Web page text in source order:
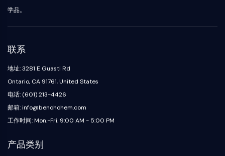
代谢酶/蛋白酶
核酸代谢
氨基酸/蛋白质代谢
SIGNALING PATHWAYS OTHERS
Signaling Pathways Others
信使核糖核酸
药物异构体
学品。
联系
地址: 3281 E Guasti Rd
Ontario, CA 91761, United States
电话: (601) 213-4426
邮箱: info@benchchem.com
工作时间: Mon.-Fri. 9:00 AM - 5:00 PM
产品类别